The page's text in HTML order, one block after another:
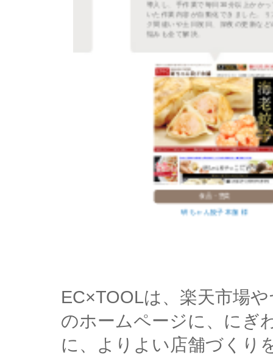
導入し、手作業で毎日30分以上かかって
いた作業内容が自動化できました。リン
ク間違いや土日祝日、深夜の更新などの
悩みも全て解決。
研ちゃん餃子本舗 様
EC×TOOLは、楽天市場
のホームページに、にぎ
に、よりよい店舗づくり